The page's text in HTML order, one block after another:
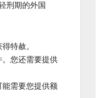
刑期的外国
特赦。
您还需要提供
需要您提供额